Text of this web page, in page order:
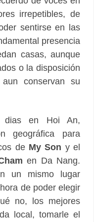
irrepetibles, de
sentirse en las
presencia
casas, aunque
o la disposición
conservan su
dias en Hoi An,
geográfica para
de My Son y el
en Da Nang.
un mismo lugar
de poder elegir
no, los mejores
local, tomarle el